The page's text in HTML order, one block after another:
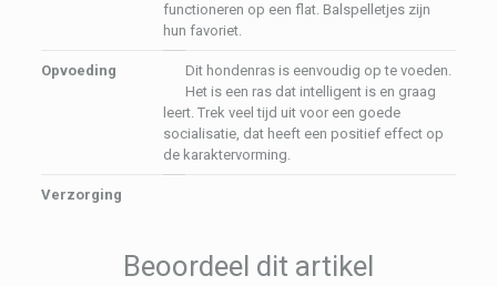
functioneren op een flat. Balspelletjes zijn
hun favoriet.
Opvoeding
Dit hondenras is eenvoudig op te voeden.
Het is een ras dat intelligent is en graag
leert. Trek veel tijd uit voor een goede
socialisatie, dat heeft een positief effect op
de karaktervorming.
Verzorging
Beoordeel dit artikel